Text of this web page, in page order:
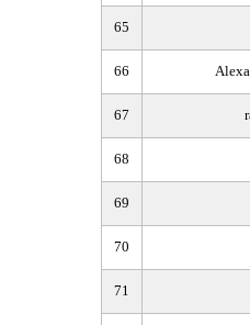
65
66
67
68
69
70
71